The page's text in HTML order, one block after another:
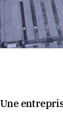
Une